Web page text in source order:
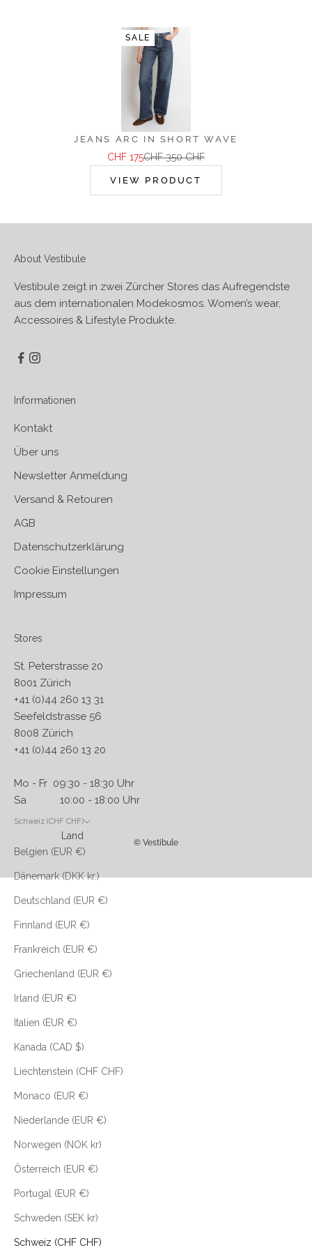
SALE
JEANS ARC IN SHORT WAVE
Angebot
CHF 175Regulärer Preis
CHF 350 CHF
VIEW PRODUCT
About Vestibule
Vestibule zeigt in zwei Zürcher Stores das Aufregendste
aus dem internationalen Modekosmos. Women’s wear,
Accessoires & Lifestyle Produkte.
Informationen
Kontakt
Über uns
Newsletter Anmeldung
Versand & Retouren
AGB
Datenschutzerklärung
Cookie Einstellungen
Impressum
Stores
St. Peterstrasse 20
8001 Zürich
+41 (0)44 260 13 31
Seefeldstrasse 56
8008 Zürich
+41 (0)44 260 13 20
Mo - Fr 09:30 - 18:30 Uhr
Sa 10:00 - 18:00 Uhr
Schweiz (CHF CHF)
Land
Belgien (EUR €)
Dänemark (DKK kr.)
Deutschland (EUR €)
Finnland (EUR €)
Frankreich (EUR €)
Griechenland (EUR €)
Irland (EUR €)
Italien (EUR €)
Kanada (CAD $)
Liechtenstein (CHF CHF)
Monaco (EUR €)
Niederlande (EUR €)
Norwegen (NOK kr)
Österreich (EUR €)
Portugal (EUR €)
Schweden (SEK kr)
Schweiz (CHF CHF)
© Vestibule